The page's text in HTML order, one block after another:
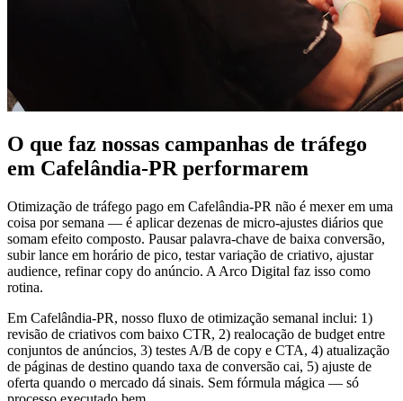
O que faz nossas campanhas de tráfego
em Cafelândia-PR performarem
Otimização de tráfego pago em Cafelândia-PR não é mexer em uma
coisa por semana — é aplicar dezenas de micro-ajustes diários que
somam efeito composto. Pausar palavra-chave de baixa conversão,
subir lance em horário de pico, testar variação de criativo, ajustar
audience, refinar copy do anúncio. A Arco Digital faz isso como
rotina.
Em Cafelândia-PR, nosso fluxo de otimização semanal inclui: 1)
revisão de criativos com baixo CTR, 2) realocação de budget entre
conjuntos de anúncios, 3) testes A/B de copy e CTA, 4) atualização
de páginas de destino quando taxa de conversão cai, 5) ajuste de
oferta quando o mercado dá sinais. Sem fórmula mágica — só